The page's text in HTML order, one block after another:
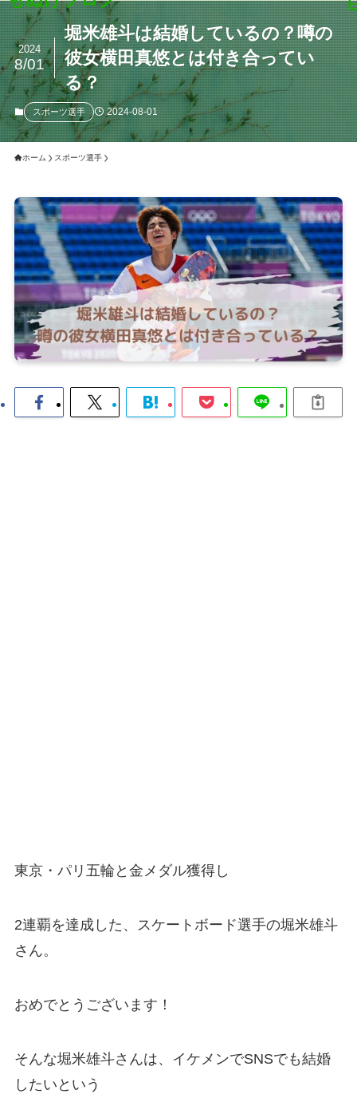
堀米雄斗は結婚しているの？噂の
彼女横田真悠とは付き合ってい
る？
2024
8/01
スポーツ選手 2024-08-01
ホーム スポーツ選手
東京・パリ五輪と金メダル獲得し
2連覇を達成した、スケートボード選手の堀米雄斗
さん。
おめでとうございます！
そんな堀米雄斗さんは、イケメンでSNSでも結婚
したいという